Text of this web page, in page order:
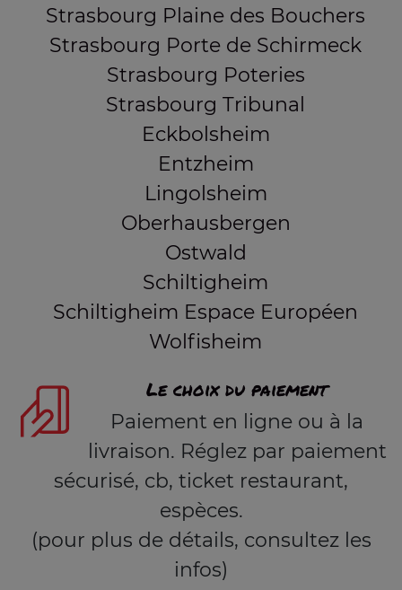
Strasbourg Plaine des Bouchers
Strasbourg Porte de Schirmeck
Strasbourg Poteries
Strasbourg Tribunal
Eckbolsheim
Entzheim
Lingolsheim
Oberhausbergen
Ostwald
Schiltigheim
Schiltigheim Espace Européen
Wolfisheim
Le choix du paiement
Paiement en ligne ou à la
livraison. Réglez par paiement
sécurisé, cb, ticket restaurant,
espèces.
(pour plus de détails, consultez les
infos)